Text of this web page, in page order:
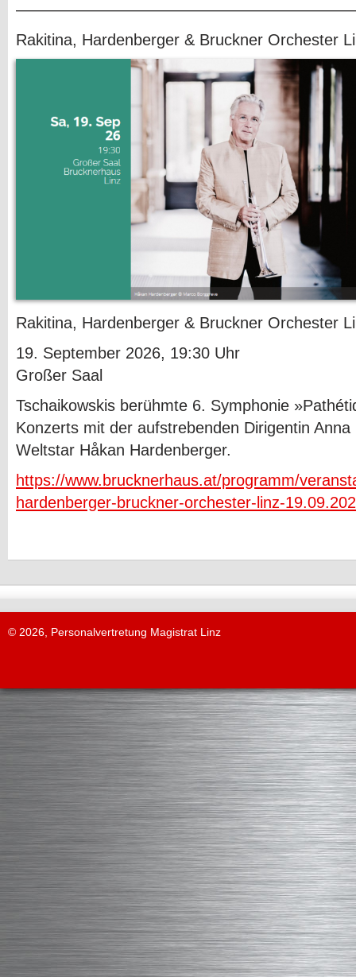
Rakitina, Hardenberger & Bruckner Orchester
Rakitina, Hardenberger & Bruckner Orchester
19. September 2026, 19:30 Uhr
Großer Saal
Tschaikowskis berühmte 6. Symphonie
Konzerts mit der aufstrebenden Dirigentin
Weltstar Håkan Hardenberger.
https://www.brucknerhaus.at/programm/
hardenberger-bruckner-orchester-linz-
© 2026, Personalvertretung Magistrat Linz